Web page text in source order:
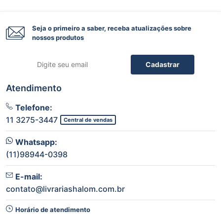
Seja o primeiro a saber, receba atualizações sobre
nossos produtos
Cadastrar
Atendimento
Telefone:
11 3275-3447
Central de vendas
Whatsapp:
(11)98944-0398
E-mail:
contato@livrariashalom.com.br
Horário de atendimento